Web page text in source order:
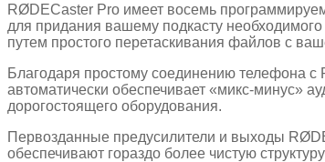
RØDECaster Pro имеет восемь
для придания вашему подкасту
путем простого перетаскивания файлов с
Благодаря простому соединению телефона
автоматически обеспечивает «микс-минус»
дорогостоящего оборудования.
Первозданные предусилители и выходы
обеспечивают гораздо более чистую